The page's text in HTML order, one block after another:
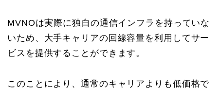
MVNOは実際に独自の通信インフラを持っていな
いため、大手キャリアの回線容量を利用してサー
ビスを提供することができます。
このことにより、通常のキャリアよりも低価格で